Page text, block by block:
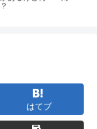
はてブ